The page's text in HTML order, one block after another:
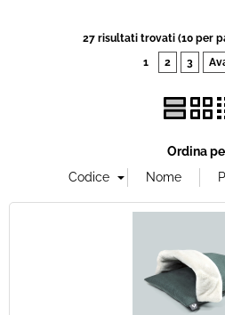
27 risultati trovati (10 per
1
2 3
Ordina